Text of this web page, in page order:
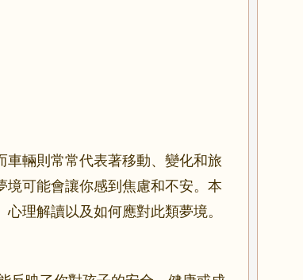
輛則常常代表著移動、變化和旅
可能會讓你感到焦慮和不安。本
理解讀以及如何應對此類夢境。